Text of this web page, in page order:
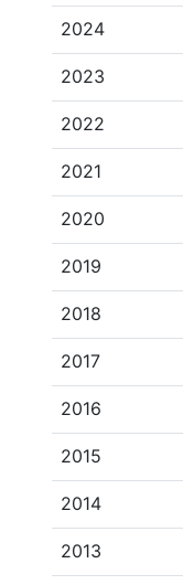
2024
2023
2022
2021
2020
2019
2018
2017
2016
2015
2014
2013